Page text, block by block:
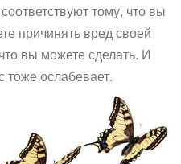
тому, что вы
причинять вред своей
вы можете сделать. И
тоже ослабевает.